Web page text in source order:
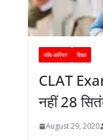
जॉब-करियर शिक्षा
CLAT
नहीं 28
August 29, 2020